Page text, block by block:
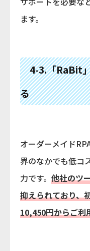
ます。
4-3.「RaBit
る
オーダーメイド
界のなかでも低コ
力です。他社のツ
抑えられており、
10,450円からご利